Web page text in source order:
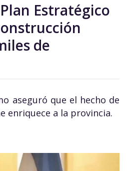
Estratégico
de
aseguró que el hecho de
enriquece a la provincia.